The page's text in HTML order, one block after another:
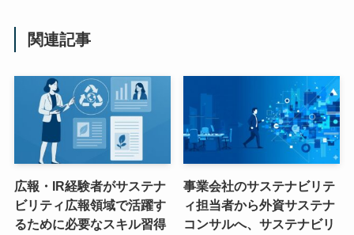
関連記事
広報・IR経験者がサステナ
ビリティ広報領域で活躍す
るために必要なスキル習得
事業会社のサステナビリテ
ィ担当者から外資サステナ
コンサルへ、サステナビリ